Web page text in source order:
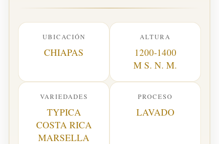
UBICACIÓN
CHIAPAS
ALTURA
1200-1400
M S. N. M.
VARIEDADES
TYPICA
COSTA RICA
MARSELLA
PROCESO
LAVADO